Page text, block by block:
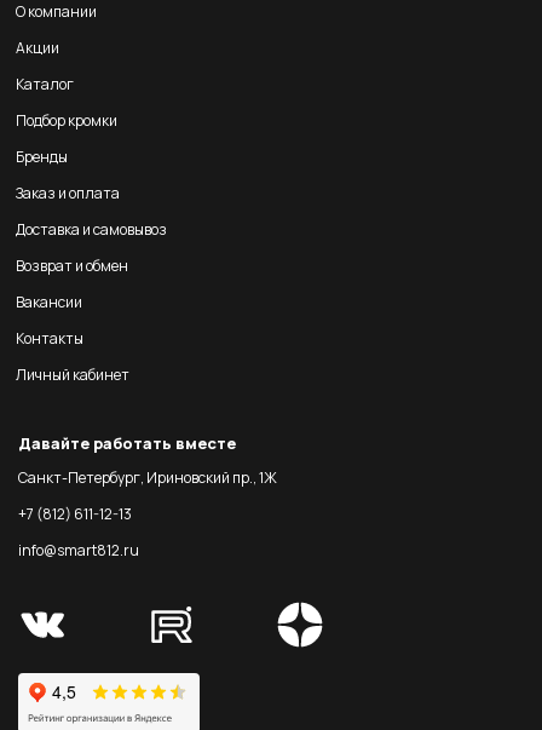
О компании
Акции
Каталог
Подбор кромки
Бренды
Заказ и оплата
Доставка и самовывоз
Возврат и обмен
Вакансии
Контакты
Личный кабинет
Давайте работать вместе
Санкт-Петербург, Ириновский пр., 1Ж
+7 (812) 611-12-13
info@smart812.ru